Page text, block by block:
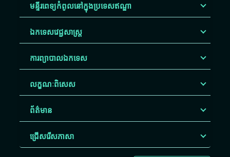
មន្ទីរពេទ្យកំពូលនៅក្នុងប្រទេសឥណ្ឌា
ឯកទេសវេជ្ជសាស្ត្រ
ការព្យាបាលឯកទេស
លក្ខណៈពិសេស
ព័ត៌មាន
ជ្រើសរើស​ភាសា